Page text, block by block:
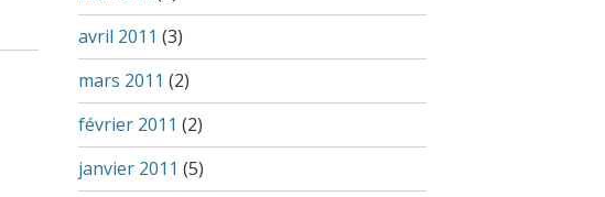
avril 2011 (3)
mars 2011 (2)
février 2011 (2)
janvier 2011 (5)